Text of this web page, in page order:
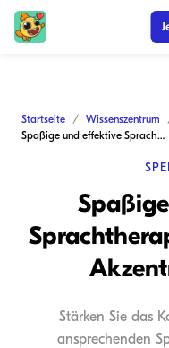
Startseite Wissenszentrum
Spaßige und effektive Sprachtherapie-Aktivitäten zur Akzentmodifikation
Stärken Sie das
ansprechenden